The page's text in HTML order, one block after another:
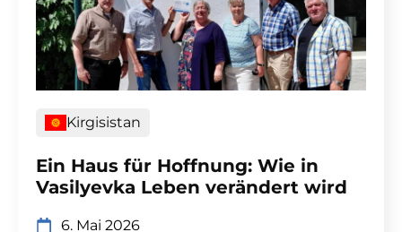
Kirgisistan
Ein Haus für Hoffnung: Wie in
Vasilyevka Leben verändert wird
6. Mai 2026